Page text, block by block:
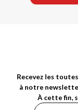
Recevez les
à notre
À cette fin,